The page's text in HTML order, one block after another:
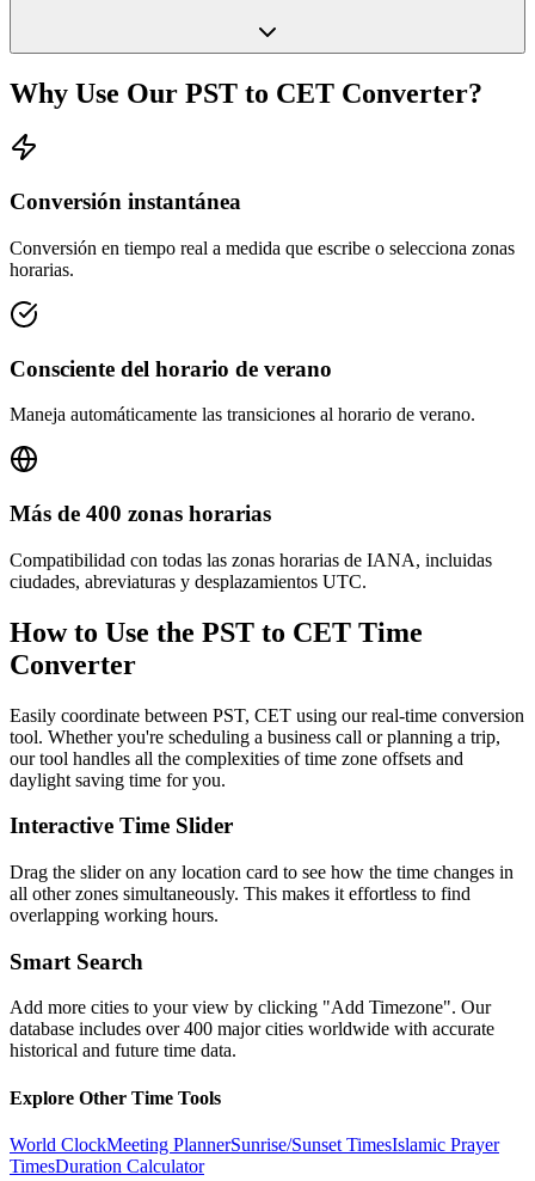
Why Use Our PST to CET Converter?
Conversión instantánea
Conversión en tiempo real a medida que escribe o selecciona zonas
horarias.
Consciente del horario de verano
Maneja automáticamente las transiciones al horario de verano.
Más de 400 zonas horarias
Compatibilidad con todas las zonas horarias de IANA, incluidas
ciudades, abreviaturas y desplazamientos UTC.
How to Use the PST to CET Time
Converter
Easily coordinate between PST, CET using our real-time conversion
tool. Whether you're scheduling a business call or planning a trip,
our tool handles all the complexities of time zone offsets and
daylight saving time for you.
Interactive Time Slider
Drag the slider on any location card to see how the time changes in
all other zones simultaneously. This makes it effortless to find
overlapping working hours.
Smart Search
Add more cities to your view by clicking "Add Timezone". Our
database includes over 400 major cities worldwide with accurate
historical and future time data.
Explore Other Time Tools
World ClockMeeting PlannerSunrise/Sunset TimesIslamic Prayer
TimesDuration Calculator